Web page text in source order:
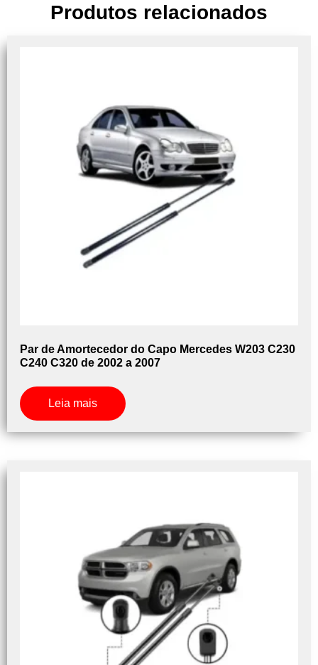
Produtos relacionados
Par de Amortecedor do Capo Mercedes W203 C230
C240 C320 de 2002 a 2007
Leia mais